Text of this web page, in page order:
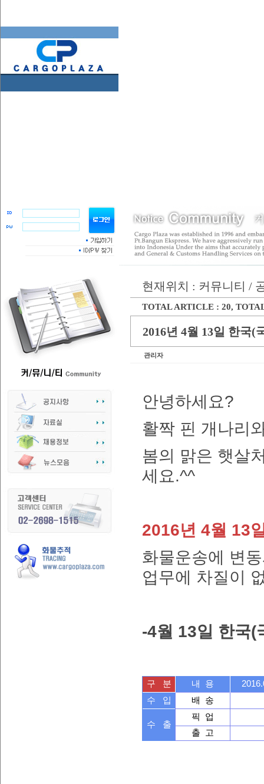
현재위치 : 커뮤니티 /
TOTAL ARTICLE : 20,
2016년 4월 13일 한국(
관리자
안녕하세요?
활짝 핀 개나리
봄의 맑은 햇살
세요.^^
2016년 4월 13
화물운송에 변
업무에 차질이
-4월 13일 한국(
구 분 내 용
수 입
배 송
수 출
픽 업
출 고